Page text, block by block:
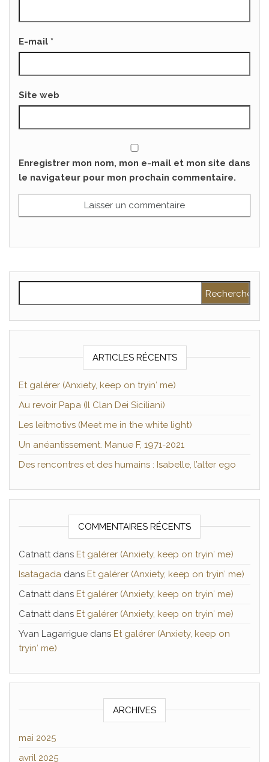
E-mail *
Site web
Enregistrer mon nom, mon e-mail et mon site dans
le navigateur pour mon prochain commentaire.
ARTICLES RÉCENTS
Et galérer (Anxiety, keep on tryin′ me)
Au revoir Papa (Il Clan Dei Siciliani)
Les leitmotivs (Meet me in the white light)
Un anéantissement. Manue F, 1971-2021
Des rencontres et des humains : Isabelle, l’alter ego
COMMENTAIRES RÉCENTS
Catnattdans Et galérer (Anxiety, keep on tryin′ me)
Isatagada dans Et galérer (Anxiety, keep on tryin′ me)
Catnattdans Et galérer (Anxiety, keep on tryin′ me)
Catnattdans Et galérer (Anxiety, keep on tryin′ me)
Yvan Lagarrigue dans Et galérer (Anxiety, keep on
tryin′ me)
ARCHIVES
mai 2025
avril 2025